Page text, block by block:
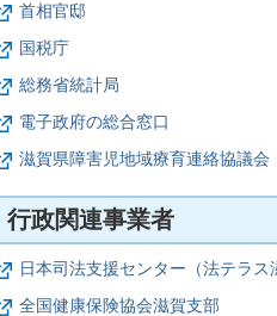
首相官邸
国税庁
総務省統計局
電子政府の総合窓口
滋賀県障害児地域療育連絡協議会
行政関連事業者
日本司法支援センター（法テラス
全国健康保険協会滋賀支部